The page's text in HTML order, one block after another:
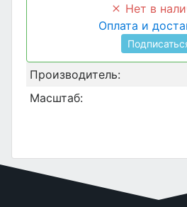
Нет в
Оплата и
Производитель:
Масштаб: